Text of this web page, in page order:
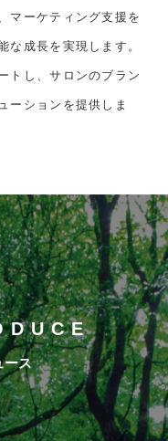
マーケティング支援を
な成長を実現します。
トし、サロンのブラン
ーションを提供しま
ース